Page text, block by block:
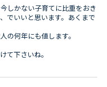
しかない子育てに比重をおき
でいいと思います。あくまで
の何年にも値します。
て下さいね。